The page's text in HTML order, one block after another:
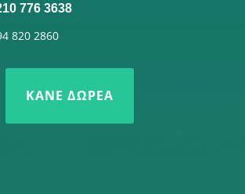
776 3638
820 2860
ΚΆΝΕ ΔΩΡΕΆ